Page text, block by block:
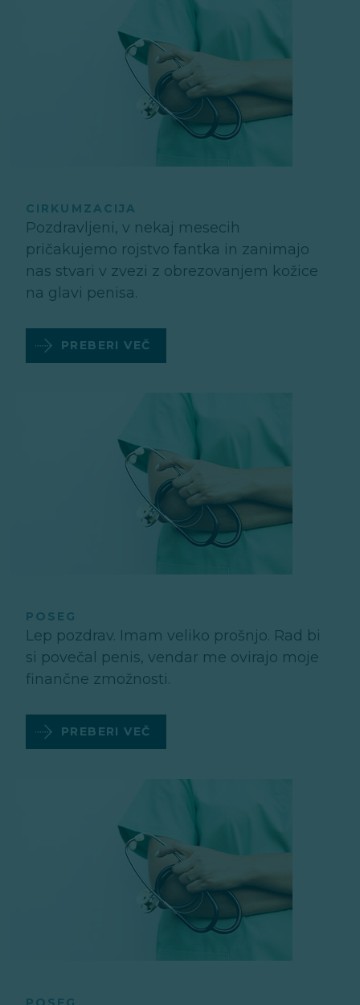
CIRKUMZACIJA
Pozdravljeni, v nekaj mesecih
pričakujemo rojstvo fantka in zanimajo
nas stvari v zvezi z obrezovanjem kožice
na glavi penisa.
PREBERI VEČ
POSEG
Lep pozdrav. Imam veliko prošnjo. Rad bi
si povečal penis, vendar me ovirajo moje
finančne zmožnosti.
PREBERI VEČ